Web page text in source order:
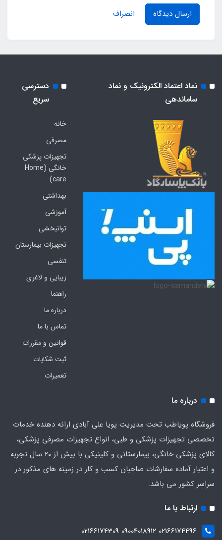
ارسال دیدگاه انصراف
نماد اعتماد الکترونیک و نماد
ساماندهی
دسترسی
سریع
خانه
مصرفی
تجهیزات پزشکی
خانگی (Home
care)
بهداشتی
آموزشی
توانبخشی
تجهیزات بیمارستان
تنفسی
زیبایی و لاغری
راهنما
درباره ما
تماس با ما
قوانین و مقررات
ثبت شکایات
تعمیرات
درباره ما
فروشگاه پویاطب تحت مدیریت پویا علی آبادی ارائه دهنده خدمات
تخصصی تجهیزات پزشکی و طبی، انواع تجهیزات مصرفی پزشکی،
کالای پزشکی خانگی، بیمارستانی و کلینیکی با بیش از 20 سال تجربه
و اعتبار آماده سفارشات صاحبان کسب و کار در زمینه های مذکور در
سراسر کشور می باشد.
ارتباط با ما
02166174496 09004018912 02166174309